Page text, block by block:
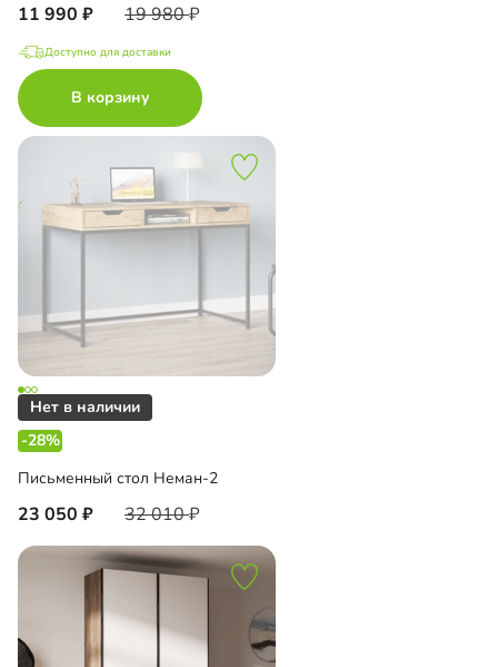
11 990 19 980
Доступно для доставки
В корзину
-28%
Письменный стол Неман-2
23 050 32 010